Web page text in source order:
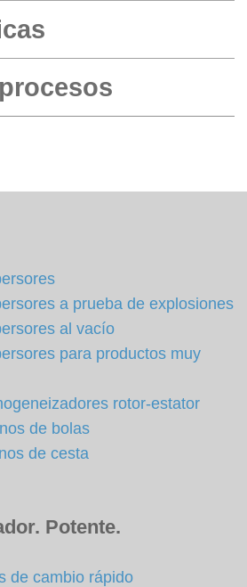
a prueba de explosiones
al vacío
para productos muy
rotor-estator
de bolas
de cesta
Potente.
de cambio rápido